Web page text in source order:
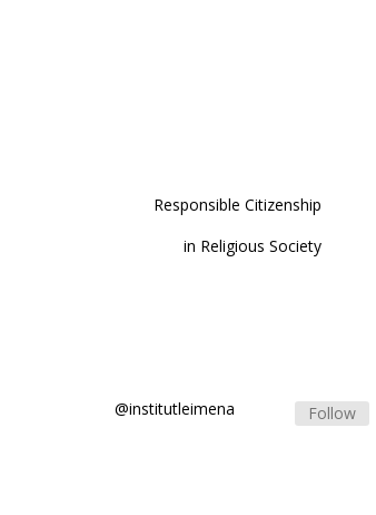
Responsible Citizenship
in Religious Society
@institutleimena Follow